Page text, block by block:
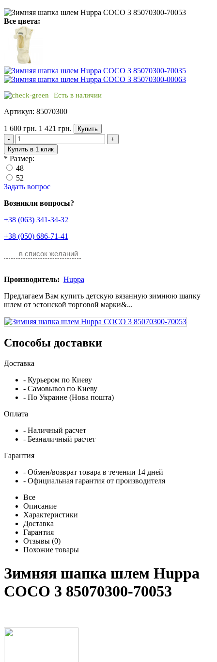
Все цвета:
Есть в наличии
Артикул: 85070300
1 600 грн. 1 421 грн.
Купить
-
+
Купить в 1 клик
* Размер:
48
52
Задать вопрос
Возникли вопросы?
+38 (063) 341-34-32
+38 (050) 686-71-41
в список желаний
Производитель: Huppa
Предлагаем Вам купить детскую вязанную зимнюю шапку
шлем от эстонской торговой марки&...
Способы доставки
Доставка
- Курьером по Киеву
- Самовывоз по Киеву
- По Украине (Нова пошта)
Оплата
- Наличный расчет
- Безналичный расчет
Гарантия
- Обмен/возврат товара в течении 14 дней
- Официальная гарантия от производителя
Все
Описание
Характеристики
Доставка
Гарантия
Отзывы (0)
Похожие товары
Зимняя шапка шлем Huppa
COCO 3 85070300-70053